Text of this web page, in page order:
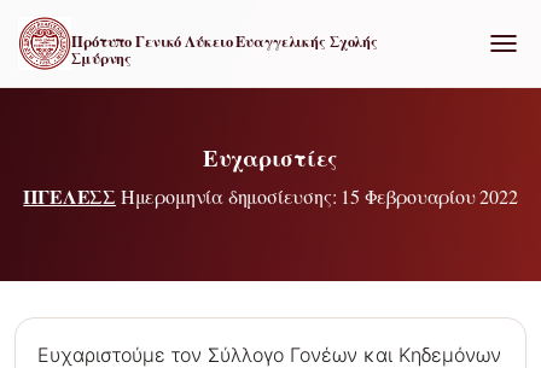
Πρότυπο Γενικό Λύκειο Ευαγγελικής Σχολής
Σμύρνης
Ευχαριστίες
ΠΓΕΛΕΣΣ Ημερομηνία δημοσίευσης: 15 Φεβρουαρίου 2022
Ευχαριστούμε τον Σύλλογο Γονέων και Κηδεμόνων